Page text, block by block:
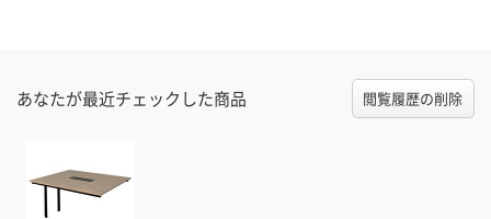
あなたが最近チェックした商品 閲覧履歴の削除